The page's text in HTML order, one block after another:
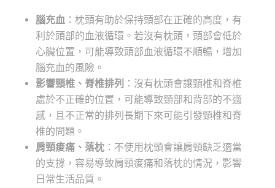
腦充血 ：枕頭有助於保持頭部在正確的高度，有
利於頭部的血液循環。若沒有枕頭，頭部會低於
心臟位置，可能導致頭部血液循環不順暢，增加
腦充血的風險。
影響頸椎、脊椎排列 ：沒有枕頭會讓頸椎和脊椎
處於不正確的位置，可能導致頸部和背部的不適
感，且不正常的排列長期下來可能引發頸椎和脊
椎的問題。
肩頸痠痛、落枕 ：不使用枕頭會讓肩頸缺乏適當
的支撐，容易導致肩頸痠痛和落枕的情況，影響
日常生活品質。